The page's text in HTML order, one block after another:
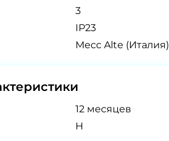
3
IP23
Mecc Alte (Италия)
12 месяцев
H